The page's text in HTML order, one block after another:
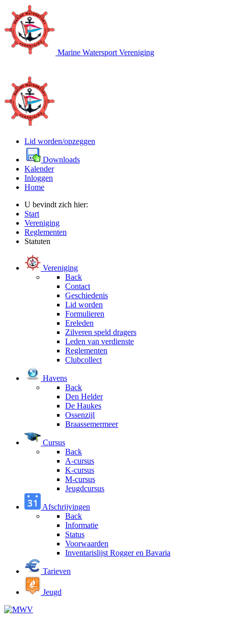
Marine Watersport Vereniging
Lid worden/opzeggen
Downloads
Kalender
Inloggen
Home
U bevindt zich hier:
Start
Vereniging
Reglementen
Statuten
Vereniging
Back
Contact
Geschiedenis
Lid worden
Formulieren
Ereleden
Zilveren speld dragers
Leden van verdienste
Reglementen
Clubcollect
Havens
Back
Den Helder
De Haukes
Ossenzijl
Braassemermeer
Cursus
Back
A-cursus
K-cursus
M-cursus
Jeugdcursus
Afschrijvingen
Back
Informatie
Status
Voorwaarden
Inventarislijst Rogger en Bavaria
Tarieven
Jeugd